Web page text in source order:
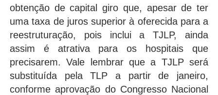
obtenção de capital giro que, apesar de ter
uma taxa de juros superior à oferecida para a
reestruturação, pois inclui a TJLP, ainda
assim é atrativa para os hospitais que
precisarem. Vale lembrar que a TJLP será
substituída pela TLP a partir de janeiro,
conforme aprovação do Congresso Nacional